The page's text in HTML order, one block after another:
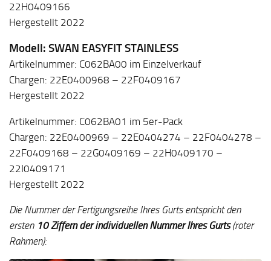
22H0409166
Hergestellt 2022
Modell: SWAN EASYFIT STAINLESS
Artikelnummer: C062BA00 im Einzelverkauf
Chargen: 22E0400968 – 22F0409167
Hergestellt 2022
Artikelnummer: C062BA01 im 5er-Pack
Chargen: 22E0400969 – 22E0404274 – 22F0404278 –
22F0409168 – 22G0409169 – 22H0409170 –
22I0409171
Hergestellt 2022
Die Nummer der Fertigungsreihe Ihres Gurts entspricht den
ersten 10 Ziffern der individuellen Nummer Ihres Gurts(roter
Rahmen):